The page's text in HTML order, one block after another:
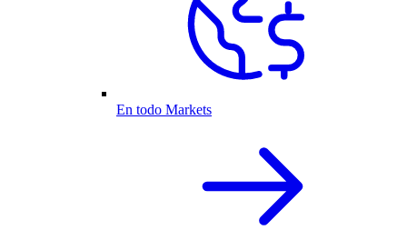
En todo Markets